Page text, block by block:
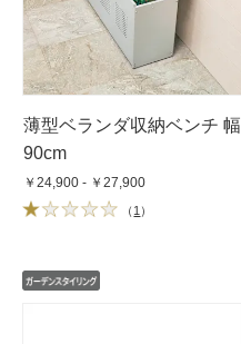
薄型ベランダ収納ベンチ 幅
90cm
￥24,900 - ￥27,900
（ 1 ）